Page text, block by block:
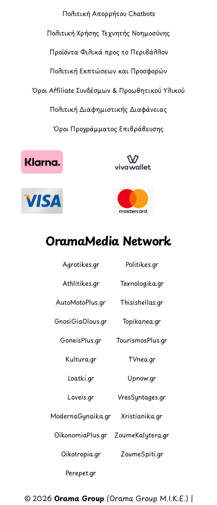
Πολιτική Απορρήτου Chatbots
Πολιτική Χρήσης Τεχνητής Νοημοσύνης
Προϊόντα Φιλικά προς το Περιβάλλον
Πολιτική Εκπτώσεων και Προσφορών
Όροι Affiliate Συνδέσμων & Προωθητικού Υλικού
Πολιτική Διαφημιστικής Διαφάνειας
Όροι Προγράμματος Επιβράβευσης
OramaMedia Network
Agrotikes.gr Politikes.gr
Athlitikes.gr Texnologika.gr
AutoMotoPlus.gr Thisishellas.gr
GnosiGiaOlous.gr Topikanea.gr
GoneisPlus.gr TourismosPlus.gr
Kultura.gr TVnea.gr
Loatki.gr Upnow.gr
Loveis.gr VresSyntages.gr
ModernaGynaika.gr Xristianika.gr
OikonomiaPlus.gr ZoumeKalytera.gr
Oikotropia.gr ZoumeSpiti.gr
Perepet.gr
© 2026 Orama Group(Orama Group Μ.Ι.Κ.Ε.) |